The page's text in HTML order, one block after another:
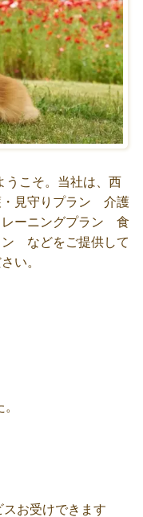
うこそ。当社は、西
見守りプラン 介護
ーニングプラン 食
などをご提供して
い。
お受けできます